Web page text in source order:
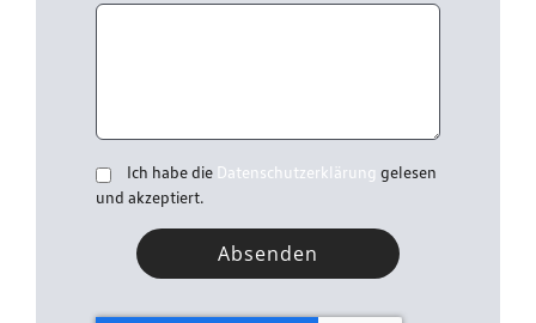
Ich habe die Datenschutzerklärung gelesen
und akzeptiert.
Absenden